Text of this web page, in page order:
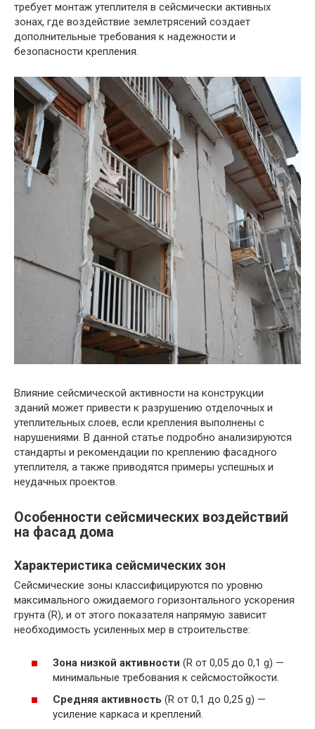
требует монтаж утеплителя в сейсмически активных
зонах, где воздействие землетрясений создает
дополнительные требования к надежности и
безопасности крепления.
Влияние сейсмической активности на конструкции
зданий может привести к разрушению отделочных и
утеплительных слоев, если крепления выполнены с
нарушениями. В данной статье подробно анализируются
стандарты и рекомендации по креплению фасадного
утеплителя, а также приводятся примеры успешных и
неудачных проектов.
Особенности сейсмических воздействий
на фасад дома
Характеристика сейсмических зон
Сейсмические зоны классифицируются по уровню
максимального ожидаемого горизонтального ускорения
грунта (R), и от этого показателя напрямую зависит
необходимость усиленных мер в строительстве:
Зона низкой активности (R от 0,05 до 0,1 g) —
минимальные требования к сейсмостойкости.
Средняя активность (R от 0,1 до 0,25 g) —
усиление каркаса и креплений.